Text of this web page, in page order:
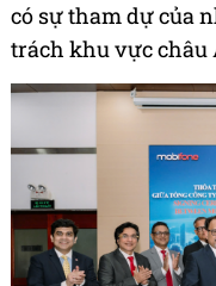
có sự tham dự của
trách khu vực châu